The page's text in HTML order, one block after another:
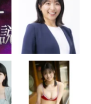
院高等学校出身）。こ
ですよ！ 学費、僕の
ておかしいよな～？
大じゃないんだか